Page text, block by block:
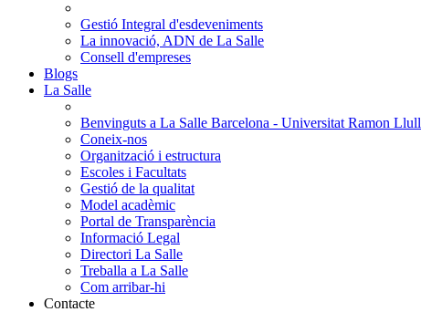
Gestió Integral d'esdeveniments
La innovació, ADN de La Salle
Consell d'empreses
Blogs
La Salle
Benvinguts a La Salle Barcelona - Universitat Ramon Llull
Coneix-nos
Organització i estructura
Escoles i Facultats
Gestió de la qualitat
Model acadèmic
Portal de Transparència
Informació Legal
Directori La Salle
Treballa a La Salle
Com arribar-hi
Contacte